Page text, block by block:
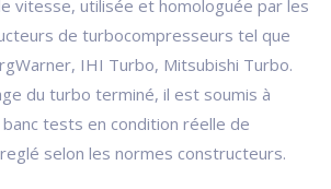
vitesse, utilisée et homologuée par les
de turbocompresseurs tel que
IHI Turbo, Mitsubishi Turbo.
du turbo terminé, il est soumis à
tests en condition réelle de
selon les normes constructeurs.